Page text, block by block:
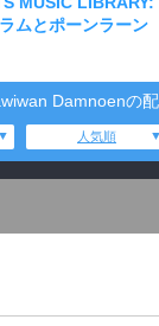
ムとポーンラーン
Damnoenの
人気順